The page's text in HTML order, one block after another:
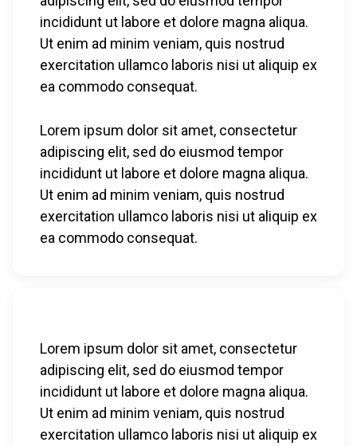
incididunt ut labore et dolore magna aliqua.
Ut enim ad minim veniam, quis nostrud
exercitation ullamco laboris nisi ut aliquip ex
ea commodo consequat.
Lorem ipsum dolor sit amet, consectetur
adipiscing elit, sed do eiusmod tempor
incididunt ut labore et dolore magna aliqua.
Ut enim ad minim veniam, quis nostrud
exercitation ullamco laboris nisi ut aliquip ex
ea commodo consequat.
Lorem ipsum dolor sit amet, consectetur
adipiscing elit, sed do eiusmod tempor
incididunt ut labore et dolore magna aliqua.
Ut enim ad minim veniam, quis nostrud
exercitation ullamco laboris nisi ut aliquip ex